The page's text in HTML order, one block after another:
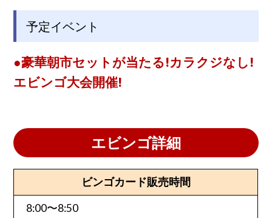
予定イベント
●豪華朝市セットが当たる!カラクジなし!
エビンゴ大会開催!
エビンゴ詳細
ビンゴカード販売時間
8:00〜8:50